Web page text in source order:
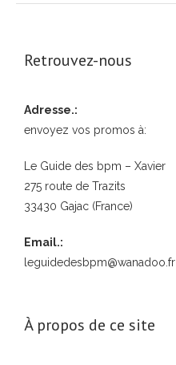
Retrouvez-nous
Adresse.:
envoyez vos promos à:
Le Guide des bpm – Xavier
275 route de Trazits
33430 Gajac (France)
Email.:
leguidedesbpm@wanadoo.fr
À propos de ce site